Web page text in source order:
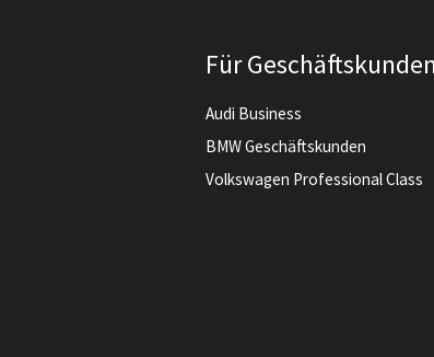
Für Geschäftskunden
Audi Business
BMW Geschäftskunden
Volkswagen Professional Class